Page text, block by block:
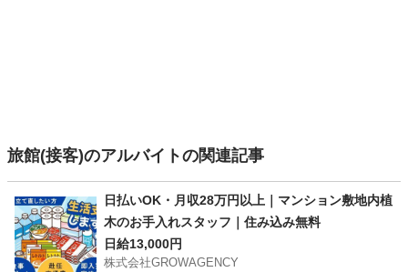
旅館(接客)のアルバイトの関連記事
日払いOK・月収28万円以上｜マンション敷地内植
木のお手入れスタッフ｜住み込み無料
日給13,000円
株式会社GROWAGENCY